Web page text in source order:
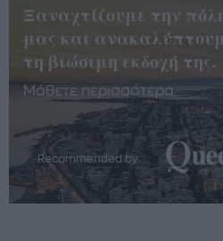
Ξαναχτίζουμε την
μας και
τη βιώσιμη εκδοχή της.
Μάθετε περισσότερα
Recommended by